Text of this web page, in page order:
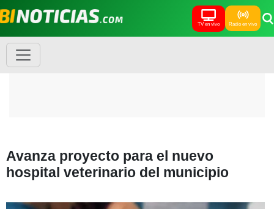
TV en vivo Radio en vivo
Avanza proyecto para el nuevo
hospital veterinario del municipio